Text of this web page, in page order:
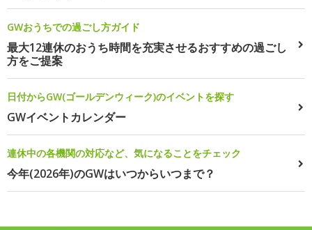
GWおうちでの過ごし方ガイド
最大12連休のおうち時間を充実させるおすすめの過ごし
方をご提案
日付からGW(ゴールデンウィーク)のイベントを探す
GWイベントカレンダー
連休中の各機関の対応など、気になることをチェック
今年(2026年)のGWはいつからいつまで？